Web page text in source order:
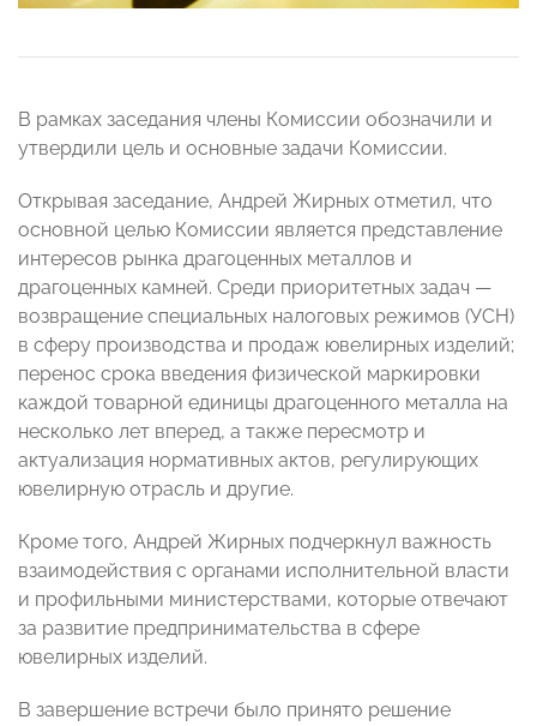
В рамках заседания члены Комиссии обозначили и
утвердили цель и основные задачи Комиссии.
Открывая заседание, Андрей Жирных отметил, что
основной целью Комиссии является представление
интересов рынка драгоценных металлов и
драгоценных камней. Среди приоритетных задач —
возвращение специальных налоговых режимов (УСН)
в сферу производства и продаж ювелирных изделий;
перенос срока введения физической маркировки
каждой товарной единицы драгоценного металла на
несколько лет вперед, а также пересмотр и
актуализация нормативных актов, регулирующих
ювелирную отрасль и другие.
Кроме того, Андрей Жирных подчеркнул важность
взаимодействия с органами исполнительной власти
и профильными министерствами, которые отвечают
за развитие предпринимательства в сфере
ювелирных изделий.
В завершение встречи было принято решение